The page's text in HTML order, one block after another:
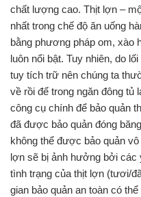
chất lượng cao. Thịt lợn –
nhất trong chế độ ăn uống
bằng phương pháp om,
luôn nổi bật. Tuy nhiên, do
tuy tích trữ nên chúng ta
về rồi để trong ngăn đông tủ
công cụ chính để bảo quản
đã được bảo quản đóng
không thể được bảo quản
lợn sẽ bị ảnh hưởng bởi các
tình trạng của thịt lợn (tươi/
gian bảo quản an toàn có